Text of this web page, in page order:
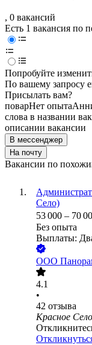
, 0 вакансий
Есть 1 вакансия по
Попробуйте
По вашему запросу
Присылать вам?
поварНет опыта
слова в названии
описании вакансии
В мессенджер
На почту
Вакансии по
Село)
53 000 – 70
Без опыта
Выплаты:
ООО
4.1
•
42 отзыва
Красное